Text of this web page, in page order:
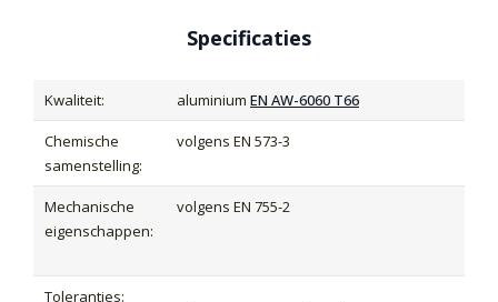
Specificaties
Kwaliteit: aluminium EN AW-6060 T66
Chemische
samenstelling:
volgens EN 573-3
Mechanische
eigenschappen:
volgens EN 755-2
Toleranties: